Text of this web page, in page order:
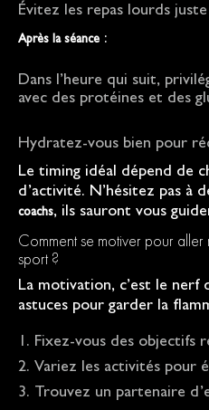
Évitez les repas lourds
Après la séance :
Dans l’heure qui suit,
avec des protéines et des
Hydratez-vous bien pour
Le timing idéal dépend de
d’activité. N’hésitez pas à
coachs, ils sauront vous
Comment se motiver pour
sport ?
La motivation, c’est le nerf
astuces pour garder la
Fixez-vous des objectifs
Variez les activités pour
Trouvez un partenaire